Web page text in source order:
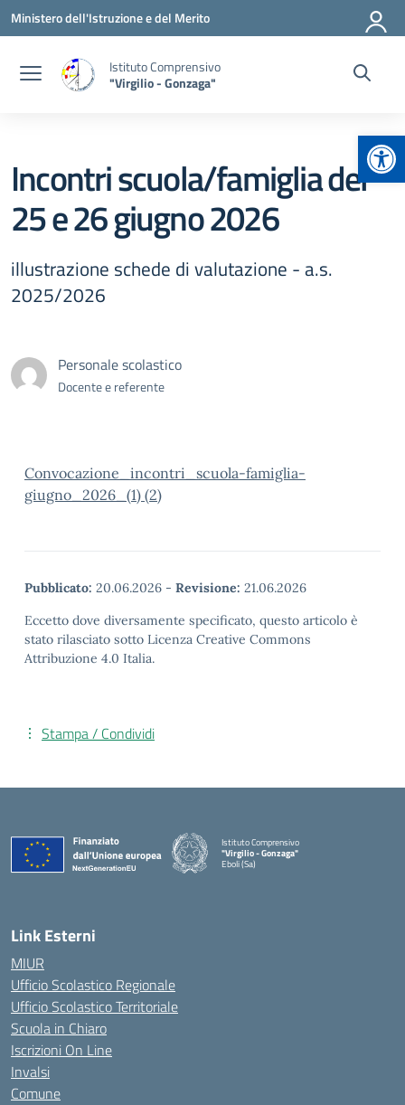
Vai ai contenuti
Vai al menu di navigazione
Vai al footer
Ministero dell'Istruzione e del Merito
Istituto Comprensivo
"Virgilio - Gonzaga"
Incontri scuola/famiglia del
25 e 26 giugno 2026
illustrazione schede di valutazione - a.s.
2025/2026
Personale scolastico
Docente e referente
Convocazione_incontri_scuola-famiglia-
giugno_2026_(1) (2)
Pubblicato: 20.06.2026 - Revisione: 21.06.2026
Eccetto dove diversamente specificato, questo articolo è
stato rilasciato sotto Licenza Creative Commons
Attribuzione 4.0 Italia.
Stampa / Condividi
Istituto Comprensivo
"Virgilio - Gonzaga"
Eboli (Sa)
Link Esterni
MIUR
Ufficio Scolastico Regionale
Ufficio Scolastico Territoriale
Scuola in Chiaro
Iscrizioni On Line
Invalsi
Comune